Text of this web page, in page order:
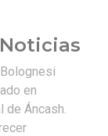
en
Áncash.